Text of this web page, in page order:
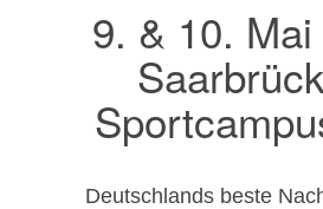
9. & 10. Mai
Deutschlands beste